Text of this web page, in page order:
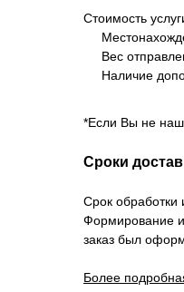
Стоимость
Вес
Наличие
*Если Вы не
Сроки
Срок обработки
Формирование
заказ был
Более